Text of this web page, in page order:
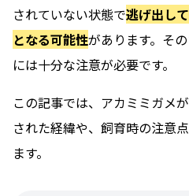
されていない状態で逃げ出し
となる可能性があります。そ
には十分な注意が必要です。
この記事では、アカミミガメ
された経緯や、飼育時の注意
ます。